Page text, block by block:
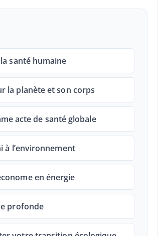
santé humaine
la planète et son corps
acte de santé globale
à l’environnement
en énergie
profonde